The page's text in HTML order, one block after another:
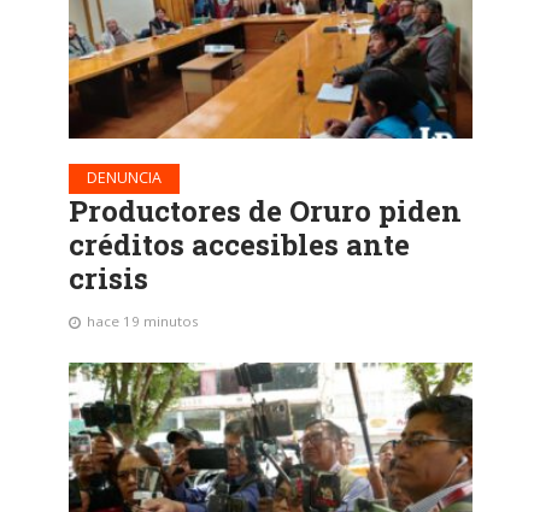
DENUNCIA
Productores de Oruro piden
créditos accesibles ante
crisis
hace 19 minutos